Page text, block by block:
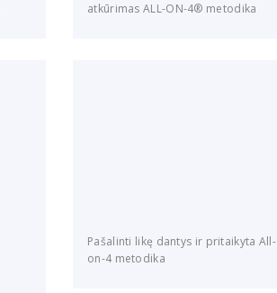
atkūrimas ALL-ON-4® metodika
Pašalinti likę dantys ir pritaikyta All-
on-4 metodika